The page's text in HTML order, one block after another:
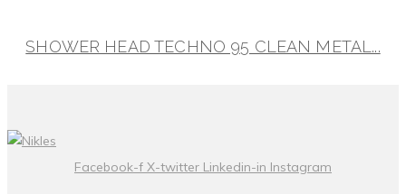
SHOWER HEAD TECHNO 95 CLEAN METAL...
Facebook-f X-twitter Linkedin-in Instagram